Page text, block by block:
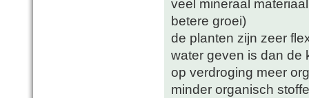
veel mineraal
betere groei)
de planten zijn zeer
water geven is dan de
op verdroging meer
minder organisch